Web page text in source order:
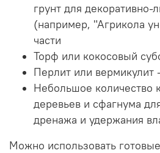
грунт для декоративно-
(например, "Агрикола
части
Торф или кокосовый
Перлит или вермикулит
Небольшое количество
деревьев и сфагнума
дренажа и удержания
Можно использовать